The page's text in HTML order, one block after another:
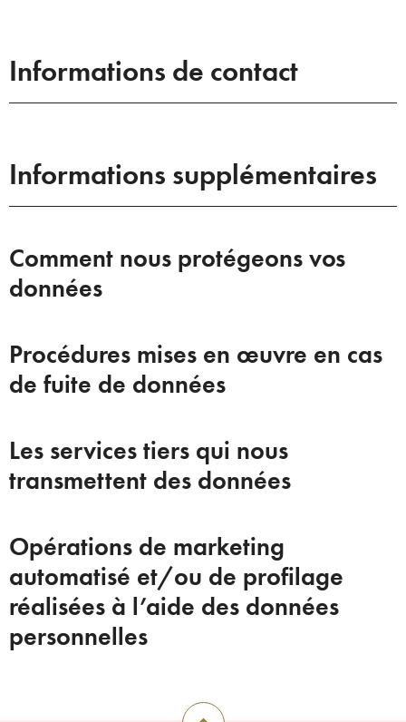
Informations de contact
Informations supplémentaires
Comment nous protégeons vos
données
Procédures mises en œuvre en cas
de fuite de données
Les services tiers qui nous
transmettent des données
Opérations de marketing
automatisé et/ou de profilage
réalisées à l’aide des données
personnelles